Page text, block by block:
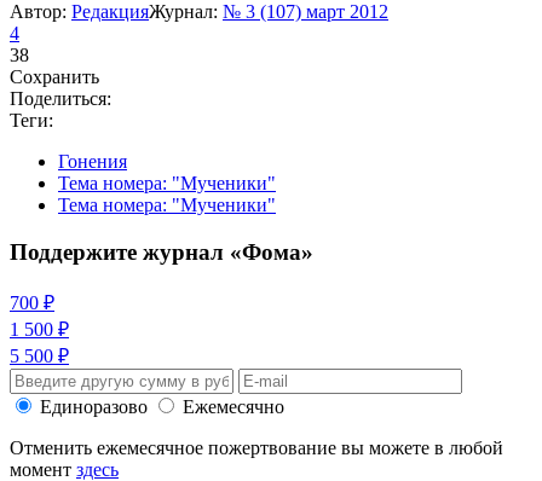
Автор: РедакцияЖурнал: № 3 (107) март 2012
4
38
Сохранить
Поделиться:
Теги:
Гонения
Тема номера: "Мученики"
Тема номера: "Мученики"
Поддержите журнал «Фома»
700 ₽
1 500 ₽
5 500 ₽
Единоразово
Ежемесячно
Отменить ежемесячное пожертвование вы можете в любой
момент здесь